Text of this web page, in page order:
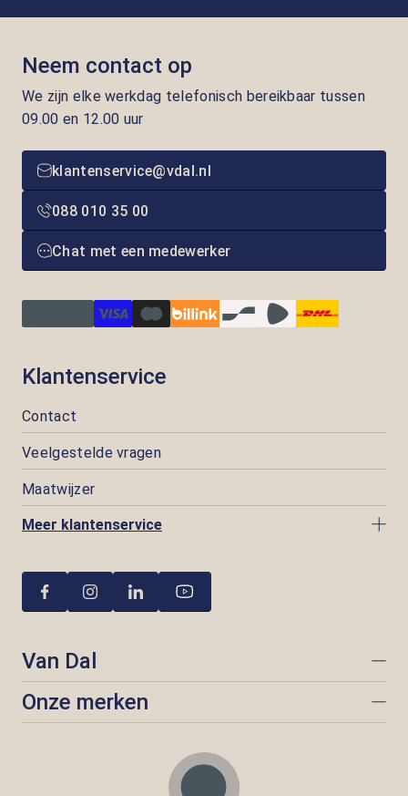
Neem contact op
We zijn elke werkdag telefonisch bereikbaar tussen
09.00 en 12.00 uur
klantenservice@vdal.nl
088 010 35 00
Chat met een medewerker
Klantenservice
Contact
Veelgestelde vragen
Maatwijzer
Meer klantenservice
Van Dal
Onze merken